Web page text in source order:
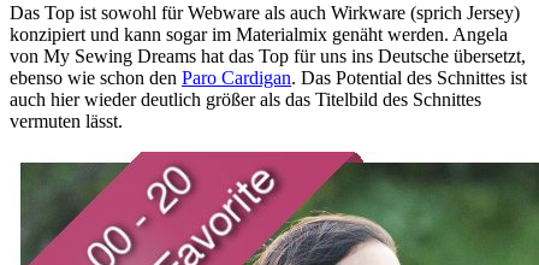
Das Top ist sowohl für Webware als auch Wirkware (sprich Jersey)
konzipiert und kann sogar im Materialmix genäht werden. Angela
von My Sewing Dreams hat das Top für uns ins Deutsche übersetzt,
ebenso wie schon den Paro Cardigan. Das Potential des Schnittes ist
auch hier wieder deutlich größer als das Titelbild des Schnittes
vermuten lässt.